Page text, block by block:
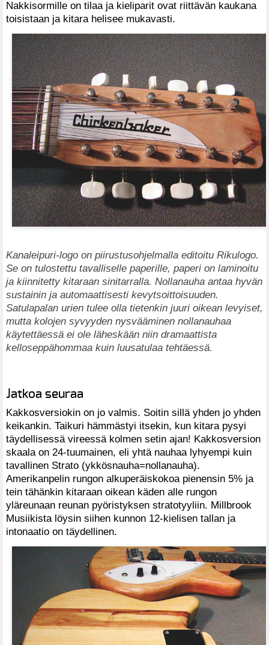
Nakkisormille on tilaa ja kieliparit ovat riittävän kaukana
toisistaan ja kitara helisee mukavasti.
Kanaleipuri-logo on piirustusohjelmalla editoitu Rikulogo.
Se on tulostettu tavalliselle paperille, paperi on laminoitu
ja kiinnitetty kitaraan sinitarralla. Nollanauha antaa hyvän
sustainin ja automaattisesti kevytsoittoisuuden.
Satulapalan urien tulee olla tietenkin juuri oikean levyiset,
mutta kolojen syvyyden nysvääminen nollanauhaa
käytettäessä ei ole läheskään niin dramaattista
kelloseppähommaa kuin luusatulaa tehtäessä.
Jatkoa seuraa
Kakkosversiokin on jo valmis. Soitin sillä yhden jo yhden
keikankin. Taikuri hämmästyi itsekin, kun kitara pysyi
täydellisessä vireessä kolmen setin ajan! Kakkosversion
skaala on 24-tuumainen, eli yhtä nauhaa lyhyempi kuin
tavallinen Strato (ykkösnauha=nollanauha).
Amerikanpelin rungon alkuperäiskokoa pienensin 5% ja
tein tähänkin kitaraan oikean käden alle rungon
yläreunaan reunan pyöristyksen stratotyyliin. Millbrook
Musiikista löysin siihen kunnon 12-kielisen tallan ja
intonaatio on täydellinen.